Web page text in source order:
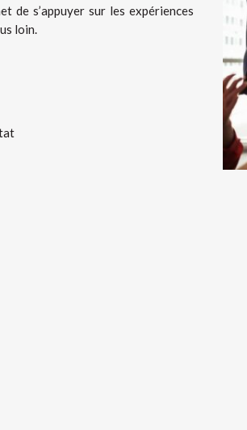
de s’appuyer sur les expériences
loin.